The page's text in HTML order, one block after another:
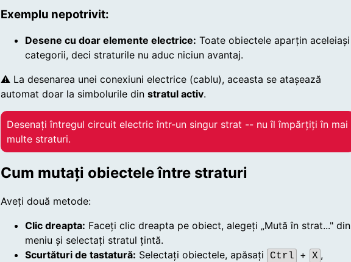
Exemplu nepotrivit:
Desene cu doar elemente electrice: Toate obiectele aparțin aceleiași
categorii, deci straturile nu aduc niciun avantaj.
⚠️ La desenarea unei conexiuni electrice (cablu), aceasta se atașează
automat doar la simbolurile dinstratul activ.
Desenați întregul circuit electric într-un singur strat -- nu îl împărțiți în mai
multe straturi.
Cum mutați obiectele între straturi
Aveți două metode:
Clic dreapta: Faceți clic dreapta pe obiect, alegeți „Mută în strat..." din
meniu și selectați stratul țintă.
Scurtături de tastatură: Selectați obiectele, apăsați Ctrl + X ,